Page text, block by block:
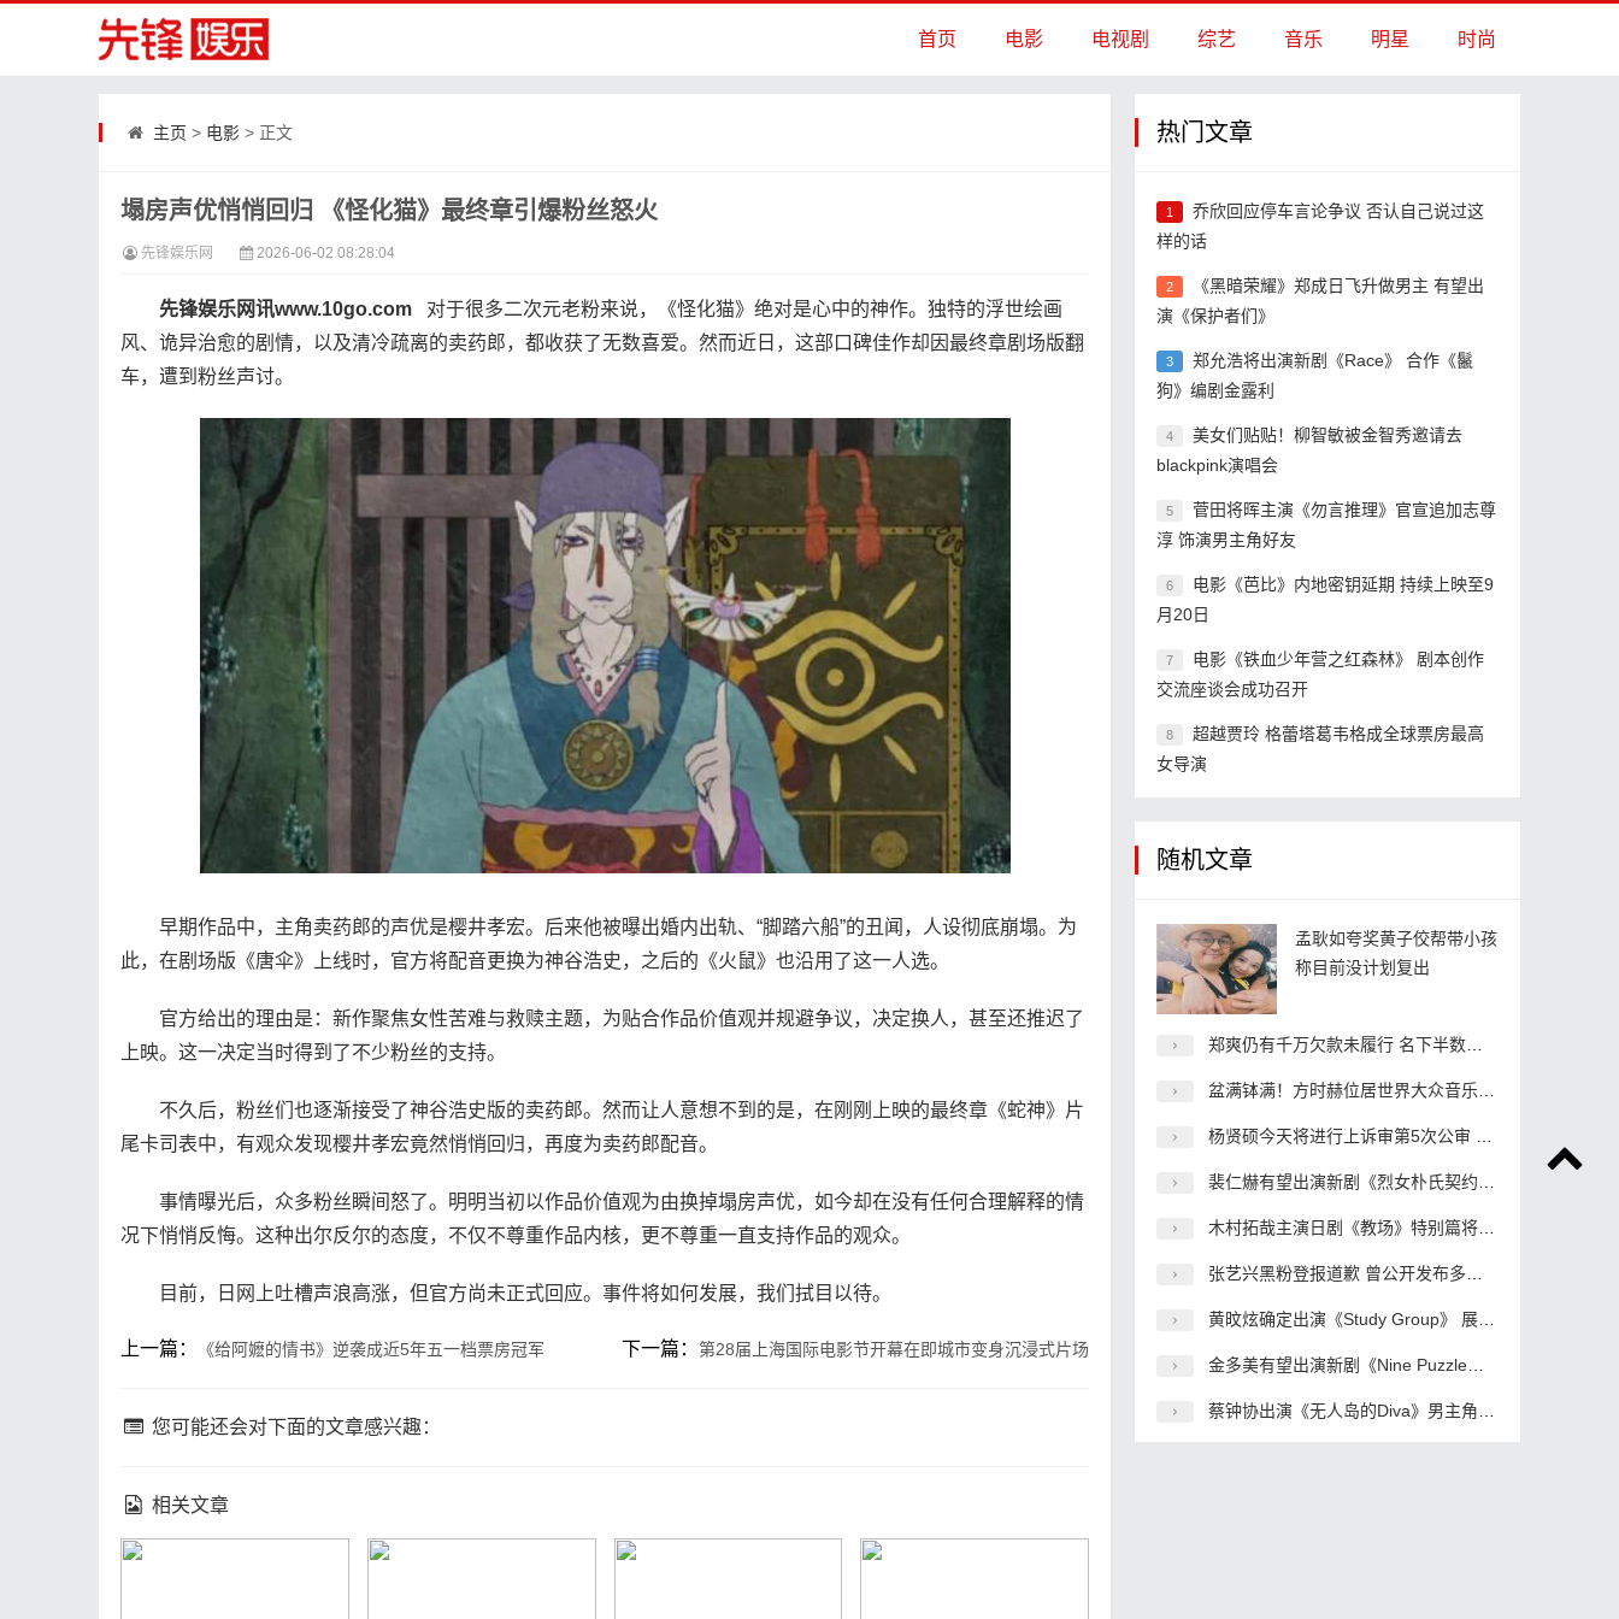
首页 电影 电视剧 综艺 音乐 明星 时尚
主页 > 电影> 正文
塌房声优悄悄回归 《怪化猫》最终章引爆粉丝怒火
先锋娱乐网 2026-06-02 08:28:04
先锋娱乐网讯www.10go.com 对于很多二次元老粉来说，《怪化猫》绝对是心中的神作。独特的浮世绘画
风、诡异治愈的剧情，以及清冷疏离的卖药郎，都收获了无数喜爱。然而近日，这部口碑佳作却因最终章剧场版翻
车，遭到粉丝声讨。
早期作品中，主角卖药郎的声优是樱井孝宏。后来他被曝出婚内出轨、“脚踏六船”的丑闻，人设彻底崩塌。为
此，在剧场版《唐伞》上线时，官方将配音更换为神谷浩史，之后的《火鼠》也沿用了这一人选。
官方给出的理由是：新作聚焦女性苦难与救赎主题，为贴合作品价值观并规避争议，决定换人，甚至还推迟了
上映。这一决定当时得到了不少粉丝的支持。
不久后，粉丝们也逐渐接受了神谷浩史版的卖药郎。然而让人意想不到的是，在刚刚上映的最终章《蛇神》片
尾卡司表中，有观众发现樱井孝宏竟然悄悄回归，再度为卖药郎配音。
事情曝光后，众多粉丝瞬间怒了。明明当初以作品价值观为由换掉塌房声优，如今却在没有任何合理解释的情
况下悄悄反悔。这种出尔反尔的态度，不仅不尊重作品内核，更不尊重一直支持作品的观众。
目前，日网上吐槽声浪高涨，但官方尚未正式回应。事件将如何发展，我们拭目以待。
上一篇： 《给阿嬷的情书》逆袭成近5年五一档票房冠军 下一篇： 第28届上海国际电影节开幕在即城市变身沉浸式片场
您可能还会对下面的文章感兴趣：
相关文章
热门文章
1
乔欣回应停车言论争议 否认自己说过这
样的话
2
《黑暗荣耀》郑成日飞升做男主 有望出
演《保护者们》
3
郑允浩将出演新剧《Race》 合作《鬣
狗》编剧金露利
4
美女们贴贴！柳智敏被金智秀邀请去
blackpink演唱会
5
菅田将晖主演《勿言推理》官宣追加志尊
淳 饰演男主角好友
6
电影《芭比》内地密钥延期 持续上映至9
月20日
7
电影《铁血少年营之红森林》 剧本创作
交流座谈会成功召开
8
超越贾玲 格蕾塔葛韦格成全球票房最高
女导演
随机文章
孟耿如夸奖黄子佼帮带小孩
称目前没计划复出
郑爽仍有千万欠款未履行 名下半数企业已注销
盆满钵满！方时赫位居世界大众音乐界“股票富翁”3位
杨贤硕今天将进行上诉审第5次公审 原告要求杨贤硕真心道歉
裴仁爀有望出演新剧《烈女朴氏契约结婚传》与李世荣搭档
木村拓哉主演日剧《教场》特别篇将延期拍摄 制作上出了问题
张艺兴黑粉登报道歉 曾公开发布多条侮辱诽谤博文
黄旼炫确定出演《Study Group》 展现华丽的动作演技
金多美有望出演新剧《Nine Puzzle》女主角 合作孙锡久
蔡钟协出演《无人岛的Diva》男主角 合作演员朴恩斌